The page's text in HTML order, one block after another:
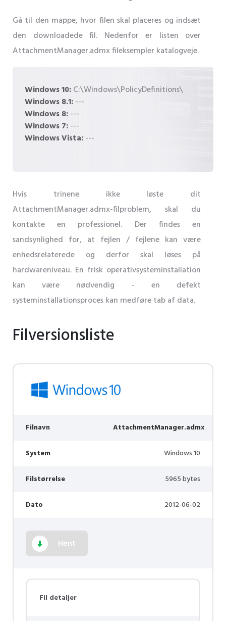
Gå til den mappe, hvor filen skal placeres og indsæt
den downloadede fil. Nedenfor er listen over
AttachmentManager.admx fileksempler katalogveje.
Windows 10:C:\Windows\PolicyDefinitions\
Windows 8.1:---
Windows 8:---
Windows 7:---
Windows Vista:---
Hvis trinene ikke løste dit
AttachmentManager.admx-filproblem, skal du
kontakte en professionel. Der findes en
sandsynlighed for, at fejlen / fejlene kan være
enhedsrelaterede og derfor skal løses på
hardwareniveau. En frisk operativsysteminstallation
kan være nødvendig - en defekt
systeminstallationsproces kan medføre tab af data.
Filversionsliste
Filnavn AttachmentManager.admx
System Windows 10
Filstørrelse 5965 bytes
Dato 2012-06-02
Hent
Fil detaljer